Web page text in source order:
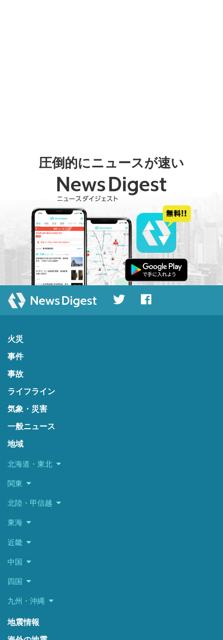
圧倒的にニュースが速い
火災
事件
事故
ライフライン
気象・災害
一般ニュース
地域
北海道・東北
関東
北陸・甲信越
東海
近畿
中国
四国
九州・沖縄
地震情報